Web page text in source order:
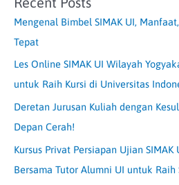
Mengenal Bimbel SIMAK UI,
Tepat
Les Online SIMAK UI Wilayah
untuk Raih Kursi di Universitas
Deretan Jurusan Kuliah dengan
Depan Cerah!
Kursus Privat Persiapan Ujian
Bersama Tutor Alumni UI untuk Raih